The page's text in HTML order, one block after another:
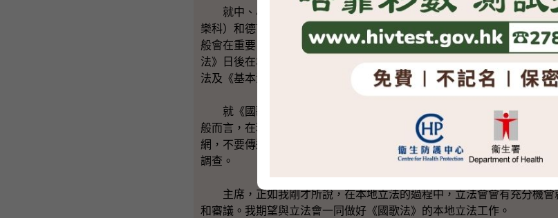
就中、小學教育方面，教育局早前已表示，國歌的學習內容已蘊含於
樂科）和德育、公民及國民教育之內。自初小階段，學生無論是在課堂
般會在重要日子和特別場合，例如畢業禮、運動會等場合奏國歌並舉行
法》日後在本地立法的情況，適時配合相關工作，檢視課程和行政安排
法及《基本法》教育，教導學生尊重國歌。
就《國歌法》日後在本地立法時有關刑事罪行和罰則水平，特區政府
般而言，在現實世界的法例，會按實際情況適用於互聯網世界。警方經
網，不要傳遞不負責任、教唆他人犯罪等信息。但凡有人在網上進行非
調查。
主席，正如我剛才所說，在本地立法的過程中，立法會會有充分機會
和審議。我期望與立法會一同做好《國歌法》的本地立法工作。